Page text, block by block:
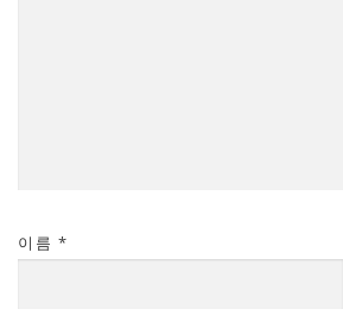
이름 *